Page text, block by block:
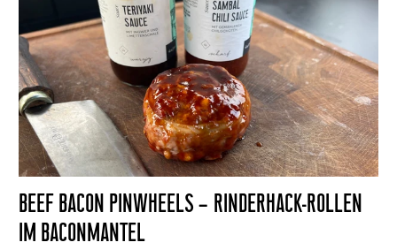
BEEF BACON PINWHEELS – RINDERHACK-ROLLEN
IM BACONMANTEL